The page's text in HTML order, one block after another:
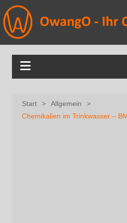
Start
Allgemein
Chemikalien im Trinkwasser –